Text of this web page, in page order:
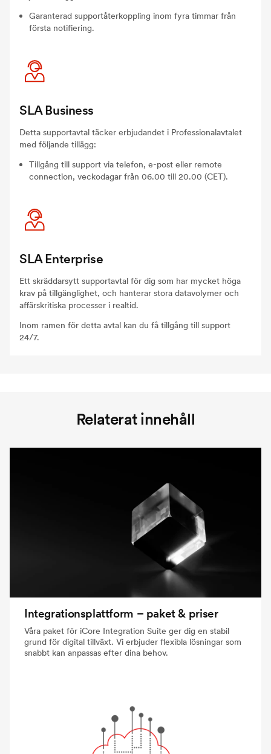
Garanterad supportåterkoppling inom fyra timmar från
första notifiering.
SLA Business
Detta supportavtal täcker erbjudandet i Professionalavtalet
med följande tillägg:
Tillgång till support via telefon, e-post eller remote
connection, veckodagar från 06.00 till 20.00 (CET).
SLA Enterprise
Ett skräddarsytt supportavtal för dig som har mycket höga
krav på tillgänglighet, och hanterar stora datavolymer och
affärskritiska processer i realtid.
Inom ramen för detta avtal kan du få tillgång till support
24/7.
Relaterat innehåll
Integrationsplattform – paket & priser
Våra paket för iCore Integration Suite ger dig en stabil
grund för digital tillväxt. Vi erbjuder flexibla lösningar som
snabbt kan anpassas efter dina behov.